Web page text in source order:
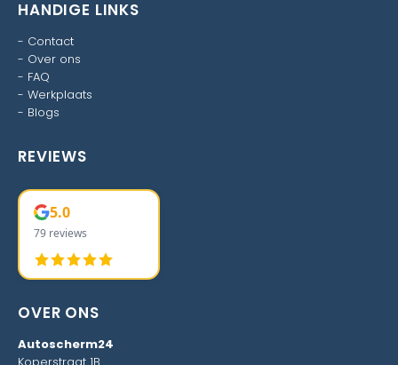
HANDIGE LINKS
- Contact
- Over ons
- FAQ
- Werkplaats
- Blogs
REVIEWS
5.0
79 reviews
OVER ONS
Autoscherm24